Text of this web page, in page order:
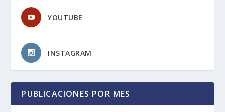
YOUTUBE
INSTAGRAM
PUBLICACIONES POR MES